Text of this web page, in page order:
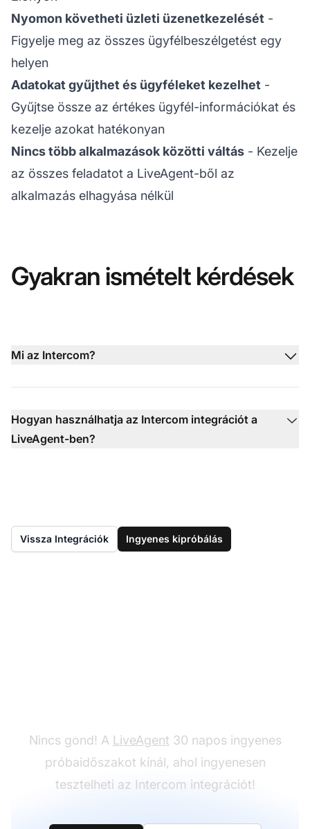
Nyomon követheti üzleti üzenetkezelését -
Figyelje meg az összes ügyfélbeszélgetést egy
helyen
Adatokat gyűjthet és ügyféleket kezelhet -
Gyűjtse össze az értékes ügyfél-információkat és
kezelje azokat hatékonyan
Nincs több alkalmazások közötti váltás - Kezelje
az összes feladatot a LiveAgent-ből az
alkalmazás elhagyása nélkül
Gyakran ismételt kérdések
Mi az Intercom?
Hogyan használhatja az Intercom integrációt a
LiveAgent-ben?
Vissza Integrációk Ingyenes kipróbálás
Nincs gond! A LiveAgent 30 napos ingyenes
próbaidőszakot kínál, ahol ingyenesen
tesztelheti az Intercom integrációt!